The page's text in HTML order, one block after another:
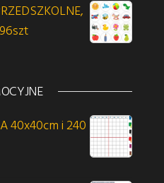
70,00 zł.
cena wynosi: 60,00 zł.
40x40cm i 240
55,00 zł.
cena wynosi: 50,00 zł.